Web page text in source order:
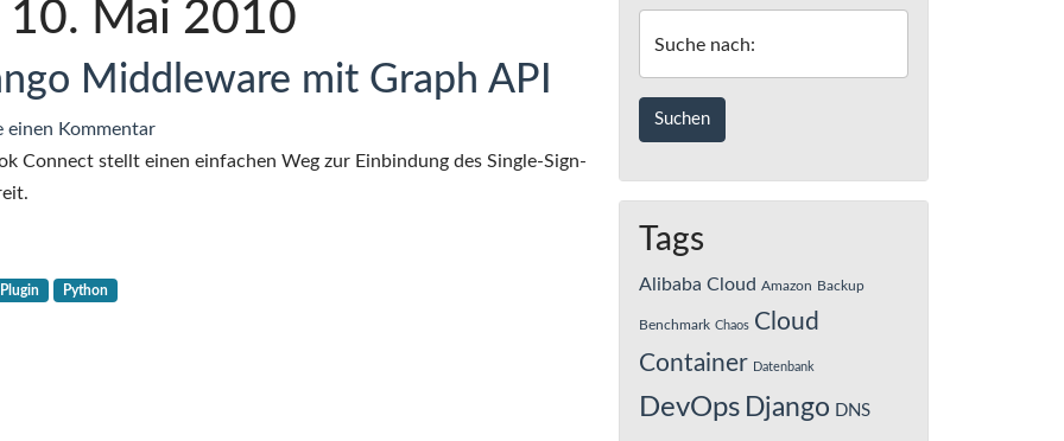
10. Mai 2010
Middleware mit Graph API
einen Kommentarzu
Facebook
Connect stellt einen einfachen Weg zur Einbindung des Single-Sign-
Plugin Python
Suche nach:
Tags
Alibaba Cloud Amazon Backup
Benchmark Chaos Cloud
Container Datenbank
DevOps Django DNS